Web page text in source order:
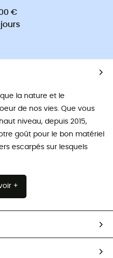
€
la nature et le
de nos vies. Que vous
niveau, depuis 2015,
goût pour le bon matériel
escarpés sur lesquels
+